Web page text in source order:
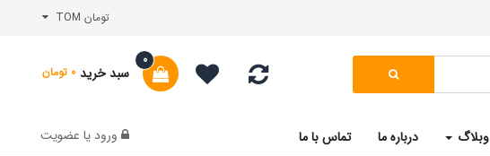
تومان TOM
سبد خرید
0
0 تومان
وبلاگ درباره ما تماس با ما ورود یا عضویت